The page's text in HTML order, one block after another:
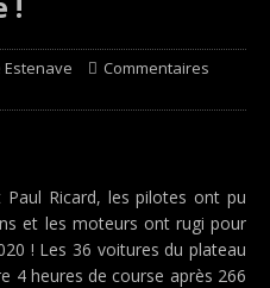
Estenave
Commentaires
Ricard, les pilotes ont pu
et les moteurs ont rugi pour
! Les 36 voitures du plateau
4 heures de course après 266